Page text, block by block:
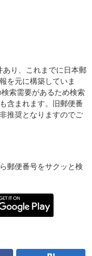
あり、これまでに日本郵
を元に構築していま
索需要があるため検索
含まれます。旧郵便番
推奨となりますのでご
郵便番号をサクッと検